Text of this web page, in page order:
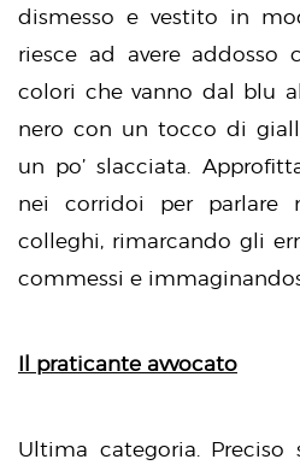
dismesso e vestito in
riesce ad avere addosso
colori che vanno dal blu
nero con un tocco di
un po’ slacciata.
nei corridoi per
colleghi, rimarcando gli
commessi e
Il praticante avvocato
Ultima categoria.